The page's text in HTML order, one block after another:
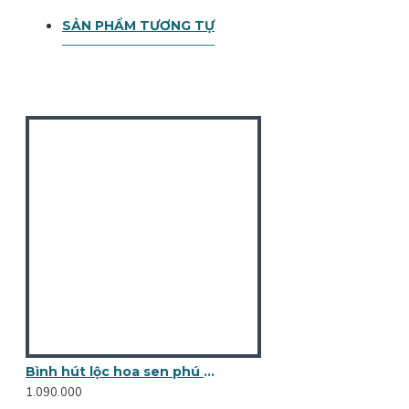
SẢN PHẨM TƯƠNG TỰ
Bình hút lộc hoa sen phú quý vẽ vàng BL14
1.090.000